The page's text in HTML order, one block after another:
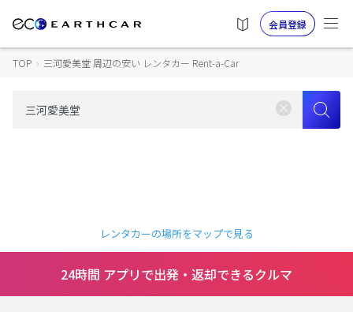
会員登録
TOP › 三河愛美堂 周辺の安い レンタカー Rent-a-Car
レンタカーの場所をマップで見る
24時間 アプリで出発・返却できるクルマ